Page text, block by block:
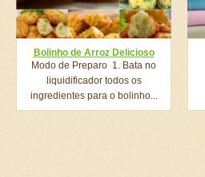
Bolinho de Arroz Delicioso
Modo de Preparo 1. Bata no
liquidificador todos os
ingredientes para o bolinho...